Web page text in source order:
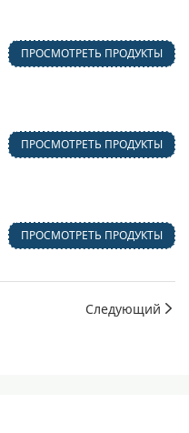
ПРОСМОТРЕТЬ ПРОДУКТЫ
ПРОСМОТРЕТЬ ПРОДУКТЫ
ПРОСМОТРЕТЬ ПРОДУКТЫ
Следующий